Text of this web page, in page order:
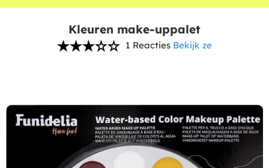
Kleuren make-uppalet
1 Reacties Bekijk ze